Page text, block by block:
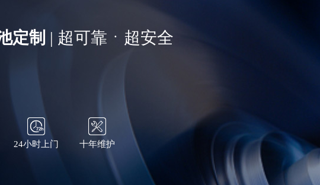
定制 | 超可靠ㆍ超安全
24小时上门 十年维护